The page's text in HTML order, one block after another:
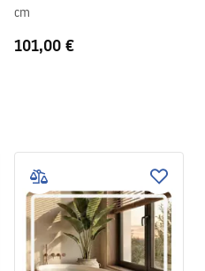
cm
101,00 €